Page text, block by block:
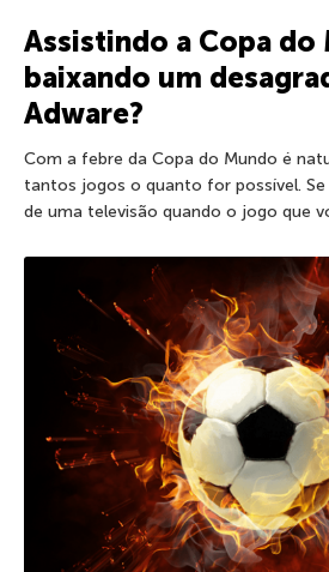
Assistindo a Copa do
baixando um
Adware?
Com a febre da Copa do Mundo é
tantos jogos o quanto for possível.
de uma televisão quando o jogo que